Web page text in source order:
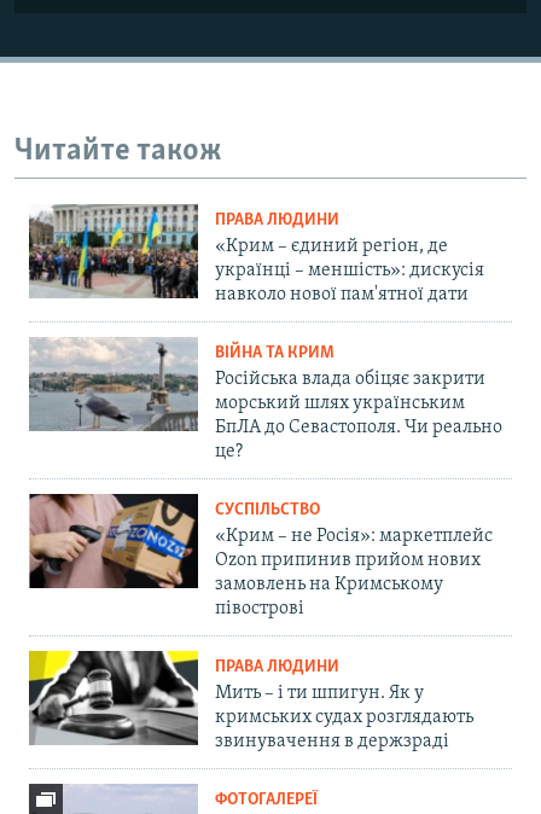
Читайте також
ПРАВА ЛЮДИНИ
«Крим – єдиний регіон, де
українці – меншість»: дискусія
навколо нової пам'ятної дати
ВІЙНА ТА КРИМ
Російська влада обіцяє закрити
морський шлях українським
БпЛА до Севастополя. Чи реально
це?
СУСПІЛЬСТВО
«Крим – не Росія»: маркетплейс
Ozon припинив прийом нових
замовлень на Кримському
півострові
ПРАВА ЛЮДИНИ
Мить – і ти шпигун. Як у
кримських судах розглядають
звинувачення в держзраді
ФОТОГАЛЕРЕЇ